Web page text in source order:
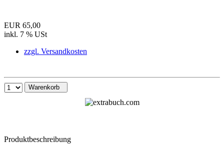
EUR 65,00
inkl. 7 % USt
zzgl. Versandkosten
Warenkorb
Produktbeschreibung